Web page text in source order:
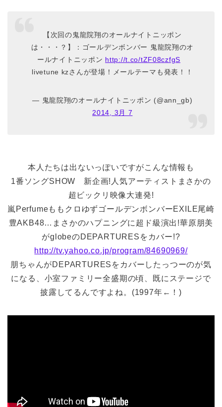
【次回の鬼龍院翔のオールナイトニッポン
は・・・？】：ゴールデンボンバー 鬼龍院翔のオ
ールナイトニッポン http://t.co/tZF08czfgS
livetune kzさんが登場！メールテーマも発表！！
— 鬼龍院翔のオールナイトニッポン (@ann_gb)
2014, 3月 7
本人たちは出ないっぽいですがこんな情報も
1番ソングSHOW 新企画!人気アーティストまさかの
超ビックリ映像大連発!
嵐PerfumeももクロゆずゴールデンボンバーEXILE尾崎
豊AKB48…まさかのハプニングに超ド級演出!華原朋美
がglobeのDEPARTURESをカバー!?
http://tv.yahoo.co.jp/program/84690969/
朋ちゃんがDEPARTURESをカバーしたっつーのが気
になる、小室ファミリー全盛期の頃、既にステージで
披露してるんですよね。(1997年←！)